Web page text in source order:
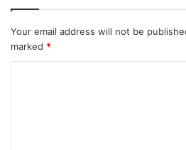
Your email address will not be
marked *